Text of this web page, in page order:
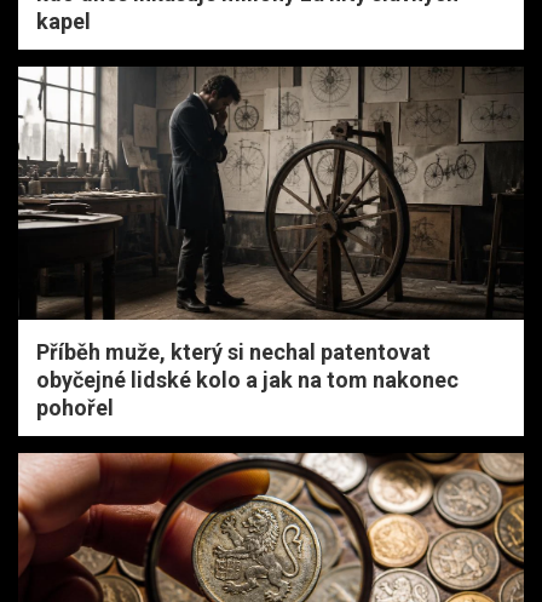
kapel
Příběh muže, který si nechal patentovat
obyčejné lidské kolo a jak na tom nakonec
pohořel